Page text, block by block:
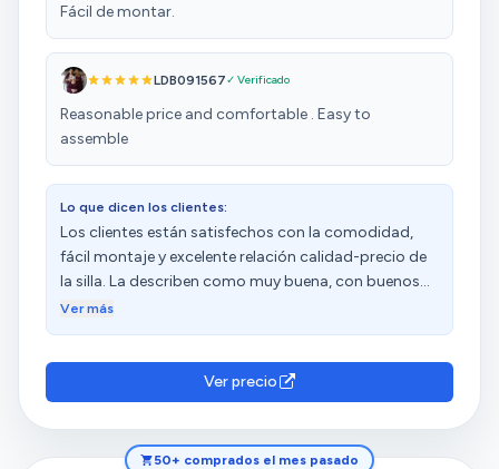
Fácil de montar.
LDB091567✓ Verificado
Reasonable price and comfortable . Easy to
assemble
Lo que dicen los clientes:
Los clientes están satisfechos con la comodidad,
fácil montaje y excelente relación calidad-precio de
la silla. La describen como muy buena, con buenos
acabados y un diseño atractivo. Sin embargo, tienen
Ver más
Ver precio
50+ comprados el mes pasado